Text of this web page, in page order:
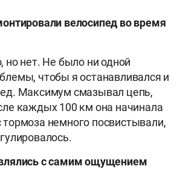
велосипед во время
но нет. Не было ни одной
чтобы я останавливался и
Максимум смазывал цепь,
каждых 100 км она начинала
немного посвистывали,
с самим ощущением